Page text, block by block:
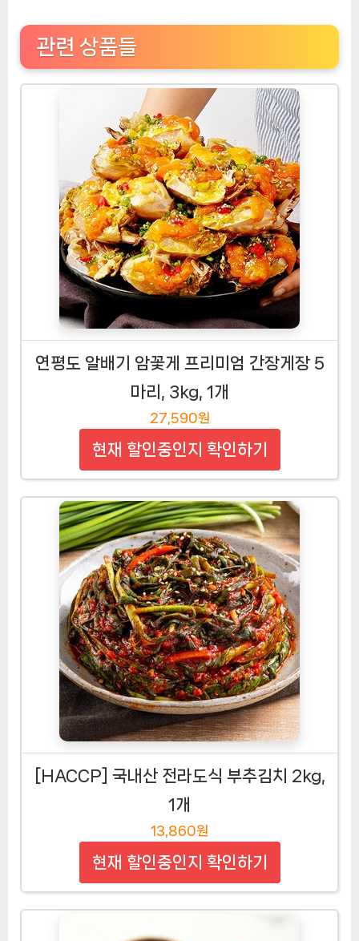
관련 상품들
연평도 알배기 암꽃게 프리미엄 간장게장 5
마리, 3kg, 1개
27,590원
현재 할인중인지 확인하기
[HACCP] 국내산 전라도식 부추김치 2kg,
1개
13,860원
현재 할인중인지 확인하기